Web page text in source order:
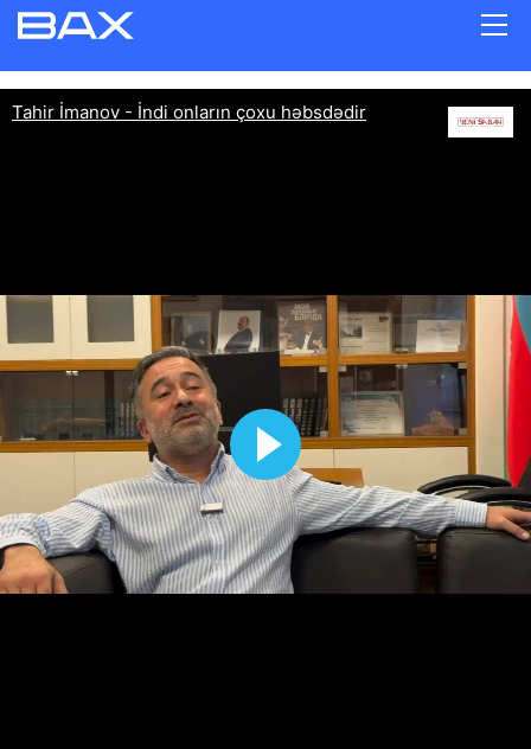
Tahir İmanov - İndi onların çoxu